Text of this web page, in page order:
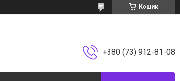
Кошик
+380 (73) 912-81-08